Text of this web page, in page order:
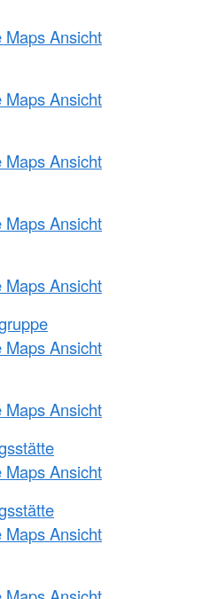
Maps Ansicht
Maps Ansicht
Maps Ansicht
Maps Ansicht
Maps Ansicht
Maps Ansicht
Maps Ansicht
Maps Ansicht
Maps Ansicht